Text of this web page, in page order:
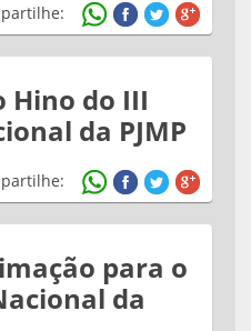
Hino do III
da PJMP
para o
da